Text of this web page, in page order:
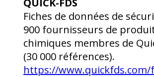
QUICK-FDS
Fiches de données de
900 fournisseurs de
chimiques membres de
(30 000 références).
https://